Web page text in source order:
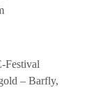
Festival
– Barfly,